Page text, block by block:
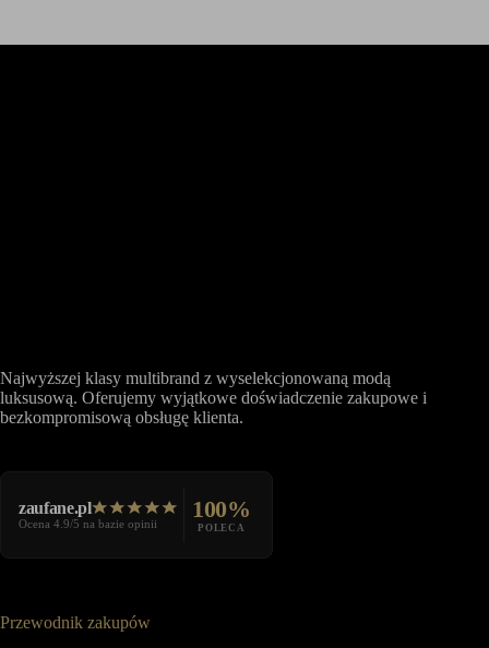
Najwyższej klasy multibrand z wyselekcjonowaną modą
luksusową. Oferujemy wyjątkowe doświadczenie zakupowe i
bezkompromisową obsługę klienta.
zaufane.pl
Ocena 4.9/5 na bazie opinii
100%
POLECA
Przewodnik zakupów